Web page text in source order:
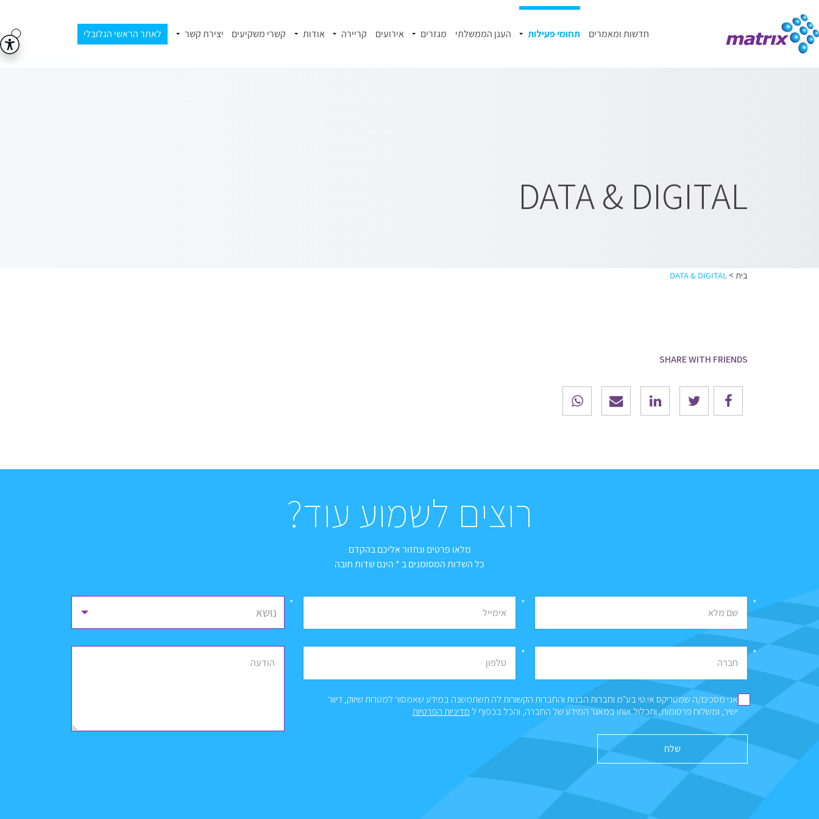
חדשות ומאמרים תחומי פעילות הענן הממשלתי מגזרים אירועים קריירה אודות קשרי משקיעים יצירת קשר לאתר הראשי הגלובלי
DATA & DIGITAL
בית>
DATA & DIGITAL
SHARE WITH FRIENDS
רוצים לשמוע עוד?
מלאו פרטים ונחזור אליכם בהקדם
כל השדות המסומנים ב * הינם שדות חובה
שם מלא
*
חברה
*
אימייל
*
טלפון
*
נושא
הודעה
אני מסכים/ה שמטריקס אי.טי בע"מ וחברות הבנות והחברות הקשורות לה תשתמשנה במידע שאמסור למטרות שיווק, דיוור
ישיר, ומשלוח פרסומות, ותכלול אותו במאגר המידע של החברה, והכל בכפוף ל מדיניות הפרטיות